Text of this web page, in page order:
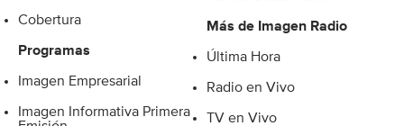
Cobertura
Programas
Imagen Empresarial
Imagen Informativa Primera
Más de Imagen Radio
Última Hora
Radio en Vivo
TV en Vivo